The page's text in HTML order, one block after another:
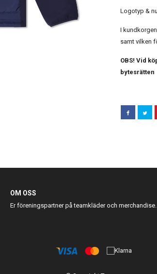
Logotyp &
I
samt vilken
OBS! Vid
bytesrätten
OM OSS
Er föreningspartner på teamkläder och merchandise.